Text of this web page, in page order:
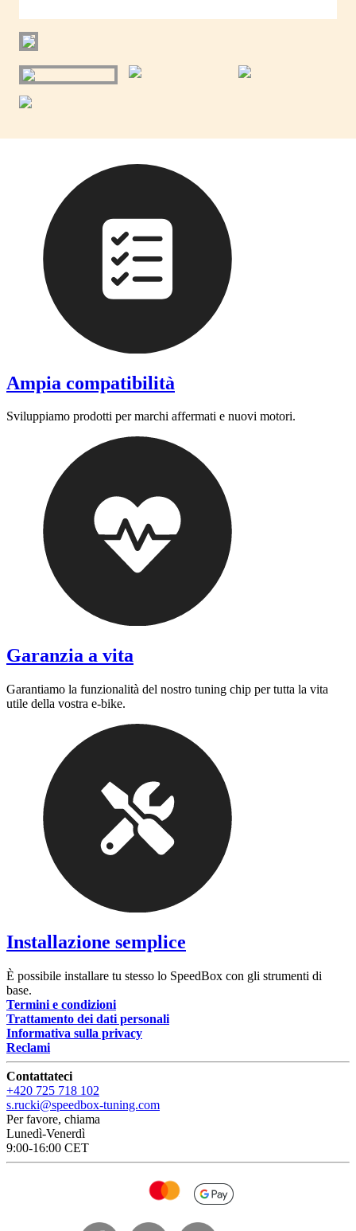
Ampia compatibilità
Sviluppiamo prodotti per marchi affermati e nuovi motori.
Garanzia a vita
Garantiamo la funzionalità del nostro tuning chip per tutta la vita
utile della vostra e-bike.
Installazione semplice
È possibile installare tu stesso lo SpeedBox con gli strumenti di
base.
Termini e condizioni
Trattamento dei dati personali
Informativa sulla privacy
Reclami
Contattateci
+420 725 718 102
s.rucki@speedbox-tuning.com
Per favore, chiama
Lunedì-Venerdì
9:00-16:00 CET